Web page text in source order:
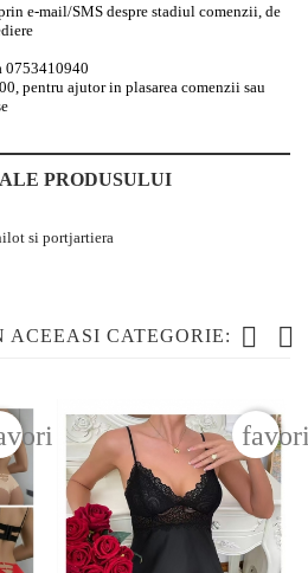
e-mail/SMS despre stadiul comenzii, de
0753410940
pentru ajutor in plasarea comenzii sau
PRODUSULUI
si portjartiera
ACEEASI CATEGORIE: